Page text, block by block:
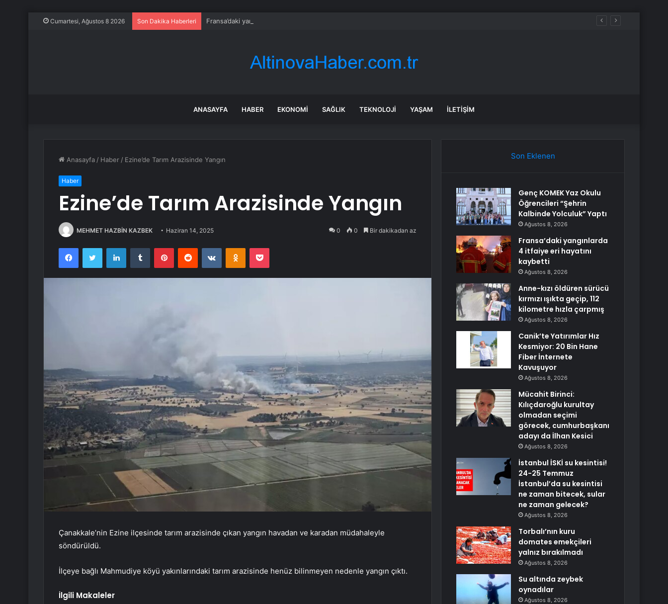
Cumartesi, Ağustos 8 2026 Son Dakika Haberleri Fransa’daki yangınlarda 4 itfaiye eri hayatını kaybetti
ANASAYFA HABER EKONOMI SAĞLIK TEKNOLOJI YAŞAM İLETIŞIM
Anasayfa / Haber / Ezine’de Tarım Arazisinde Yangın
Haber
Ezine’de Tarım Arazisinde Yangın
MEHMET HAZBİN KAZBEK Haziran 14, 2025 0 0 Bir dakikadan az
FacebookTwitter LinkedInTumblr PinterestReddit VKontakteOdnoklassniki
Pocket
Çanakkale’nin Ezine ilçesinde tarım arazisinde çıkan yangın havadan ve karadan müdahaleyle
söndürüldü.
İlçeye bağlı Mahmudiye köyü yakınlarındaki tarım arazisinde henüz bilinmeyen nedenle yangın çıktı.
İlgili Makaleler
Son Eklenen
Genç KOMEK Yaz Okulu
Öğrencileri “Şehrin
Kalbinde Yolculuk” Yaptı
Ağustos 8, 2026
Fransa’daki yangınlarda
4 itfaiye eri hayatını
kaybetti
Ağustos 8, 2026
Anne-kızı öldüren sürücü
kırmızı ışıkta geçip, 112
kilometre hızla çarpmış
Ağustos 8, 2026
Canik’te Yatırımlar Hız
Kesmiyor: 20 Bin Hane
Fiber İnternete
Kavuşuyor
Ağustos 8, 2026
Mücahit Birinci:
Kılıçdaroğlu kurultay
olmadan seçimi
görecek, cumhurbaşkanı
adayı da İlhan Kesici
Ağustos 8, 2026
İstanbul İSKİ su kesintisi!
24-25 Temmuz
İstanbul’da su kesintisi
ne zaman bitecek, sular
ne zaman gelecek?
Ağustos 8, 2026
Torbalı’nın kuru
domates emekçileri
yalnız bırakılmadı
Ağustos 8, 2026
Su altında zeybek
oynadılar
Ağustos 8, 2026